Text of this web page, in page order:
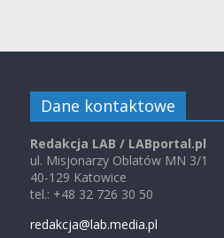
Dane kontaktowe
Redakcja LAB / LABportal.pl
ul. Misjonarzy Oblatów MN 3/1
40-129 Katowice
tel.: +48 32 726 30 50
redakcja@lab.media.pl